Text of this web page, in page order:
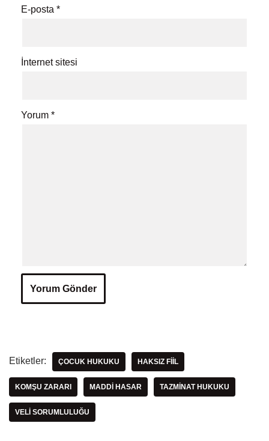
E-posta *
İnternet sitesi
Yorum *
Etiketler: ÇOCUK HUKUKU HAKSIZ FIIL
KOMŞU ZARARI MADDI HASAR TAZMINAT HUKUKU
VELI SORUMLULUĞU